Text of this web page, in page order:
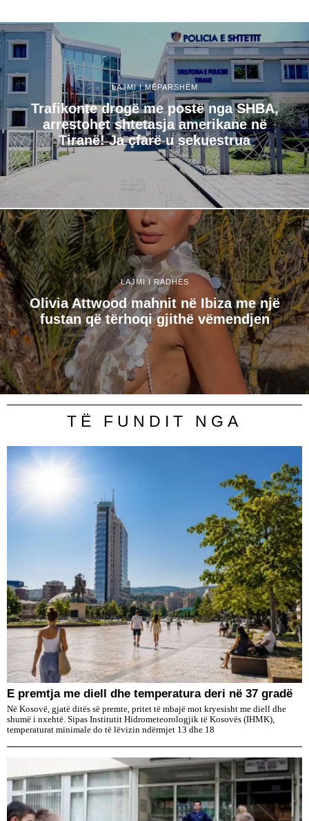
LAJMI I MËPARSHËM
Trafikonte drogë me postë nga SHBA,
arrestohet shtetasja amerikane në
Tiranë! Ja çfarë u sekuestrua
LAJMI I RADHËS
Olivia Attwood mahnit në Ibiza me një
fustan që tërhoqi gjithë vëmendjen
TË FUNDIT NGA
E premtja me diell dhe temperatura deri në 37 gradë
Në Kosovë, gjatë ditës së premte, pritet të mbajë mot kryesisht me diell dhe
shumë i nxehtë. Sipas Institutit Hidrometeorologjik të Kosovës (IHMK),
temperaturat minimale do të lëvizin ndërmjet 13 dhe 18